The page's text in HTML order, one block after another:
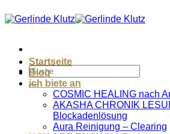
Inhalt
Startseite
Blog
ich biete an
COSMIC HEALING nach
AKASHA CHRONIK
Blockadenlösung
Aura Reinigung – Clearing